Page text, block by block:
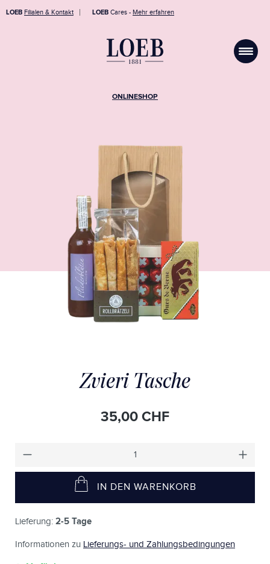
LOEB Filialen & Kontakt LOEB Cares - Mehr erfahren
ONLINESHOP
Zvieri Tasche
35,00 CHF
IN DEN WARENKORB
Lieferung: 2-5 Tage
Informationen zu Lieferungs- und Zahlungsbedingungen